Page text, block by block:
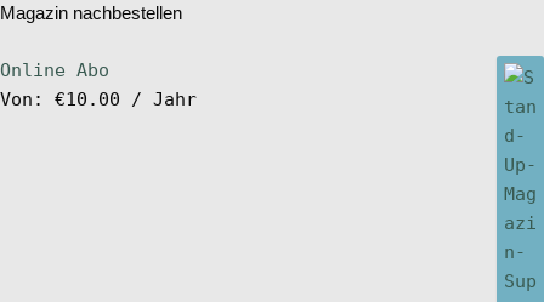
Magazin nachbestellen
Online Abo
Von: €10.00 / Jahr